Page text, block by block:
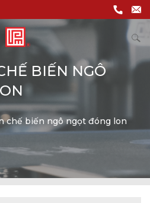
BIẾN NGÔ
chế biến ngô ngọt đóng lon